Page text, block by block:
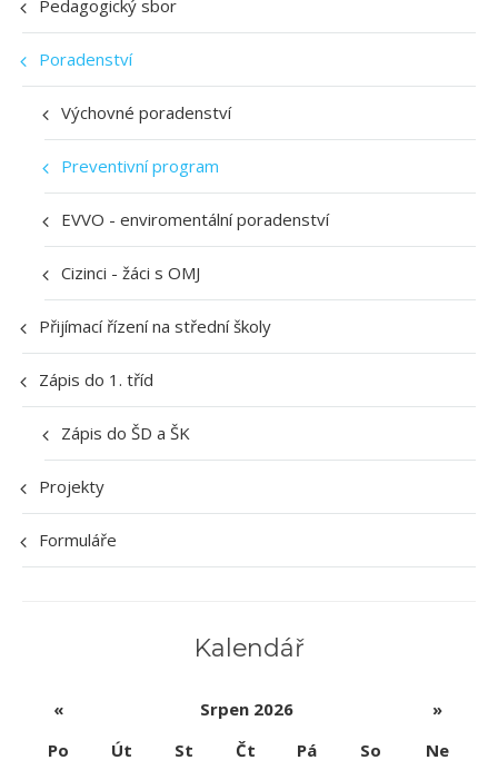
Pedagogický sbor
Poradenství
Výchovné poradenství
Preventivní program
EVVO - enviromentální poradenství
Cizinci - žáci s OMJ
Přijímací řízení na střední školy
Zápis do 1. tříd
Zápis do ŠD a ŠK
Projekty
Formuláře
Kalendář
« Srpen 2026
»
Po
Út St Čt Pá So
Ne